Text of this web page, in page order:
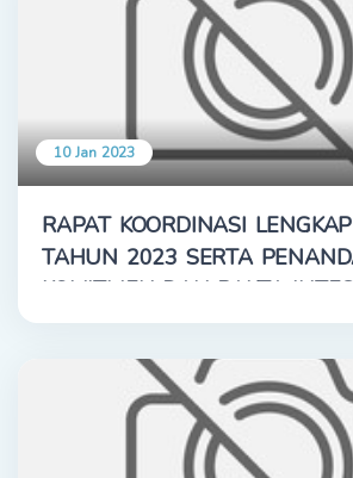
10 Jan 2023
RAPAT KOORDINASI
TAHUN 2023 SERTA
KOMITMEN DAN PAKTA